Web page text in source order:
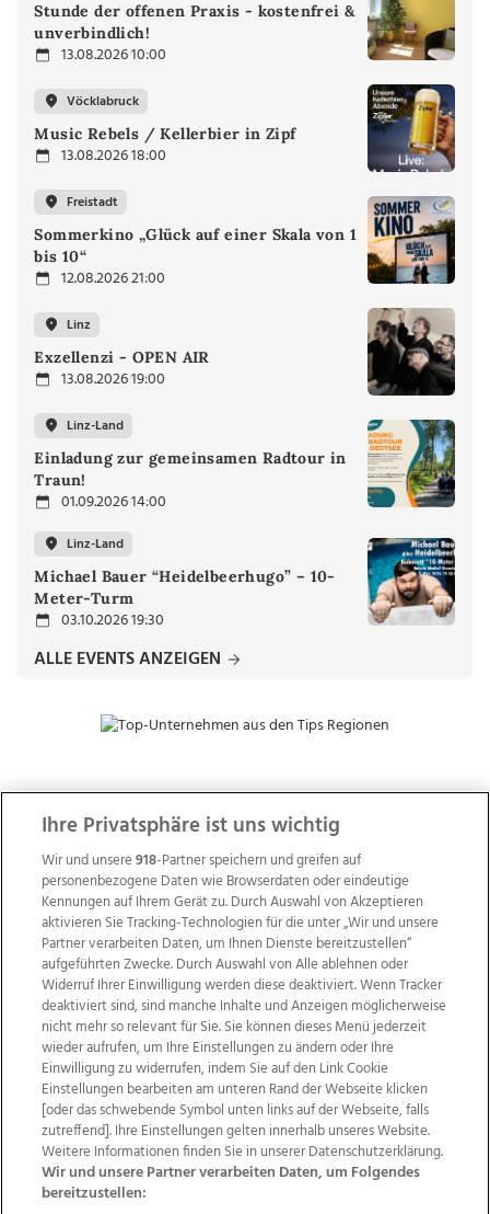
Stunde der offenen Praxis - kostenfrei &
unverbindlich!
13.08.2026 10:00
Vöcklabruck
Music Rebels / Kellerbier in Zipf
13.08.2026 18:00
Freistadt
Sommerkino „Glück auf einer Skala von 1
bis 10“
12.08.2026 21:00
Linz
Exzellenzi - OPEN AIR
13.08.2026 19:00
Linz-Land
Einladung zur gemeinsamen Radtour in
Traun!
01.09.2026 14:00
Linz-Land
Michael Bauer “Heidelbeerhugo” – 10-
Meter-Turm
03.10.2026 19:30
ALLE EVENTS ANZEIGEN
ZUR NACHRICHTENÜBERSICHT
Wir über uns Mediadaten Kontakt
Jobs
Datenschutz
Impressum
AGB Anzeigekunden
AGB Website
Ehrenkodex Politische Werbung
Ihre Privatsphäre ist uns wichtig
Wir und unsere918-Partner speichern und greifen auf
personenbezogene Daten wie Browserdaten oder eindeutige
Kennungen auf Ihrem Gerät zu. Durch Auswahl von Akzeptieren
aktivieren Sie Tracking-Technologien für die unter „Wir und unsere
Partner verarbeiten Daten, um Ihnen Dienste bereitzustellen“
aufgeführten Zwecke. Durch Auswahl von Alle ablehnen oder
Widerruf Ihrer Einwilligung werden diese deaktiviert. Wenn Tracker
deaktiviert sind, sind manche Inhalte und Anzeigen möglicherweise
nicht mehr so relevant für Sie. Sie können dieses Menü jederzeit
wieder aufrufen, um Ihre Einstellungen zu ändern oder Ihre
Einwilligung zu widerrufen, indem Sie auf den Link Cookie
Einstellungen bearbeiten am unteren Rand der Webseite klicken
[oder das schwebende Symbol unten links auf der Webseite, falls
zutreffend]. Ihre Einstellungen gelten innerhalb unseres Website.
Weitere Informationen finden Sie in unserer Datenschutzerklärung.
Wir und unsere Partner verarbeiten Daten, um Folgendes
bereitzustellen: